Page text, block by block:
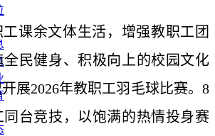
课余文体生活，增强教职工团
全民健身、积极向上的校园文化
展2026年教职工羽毛球比赛。8
台竞技，以饱满的热情投身赛